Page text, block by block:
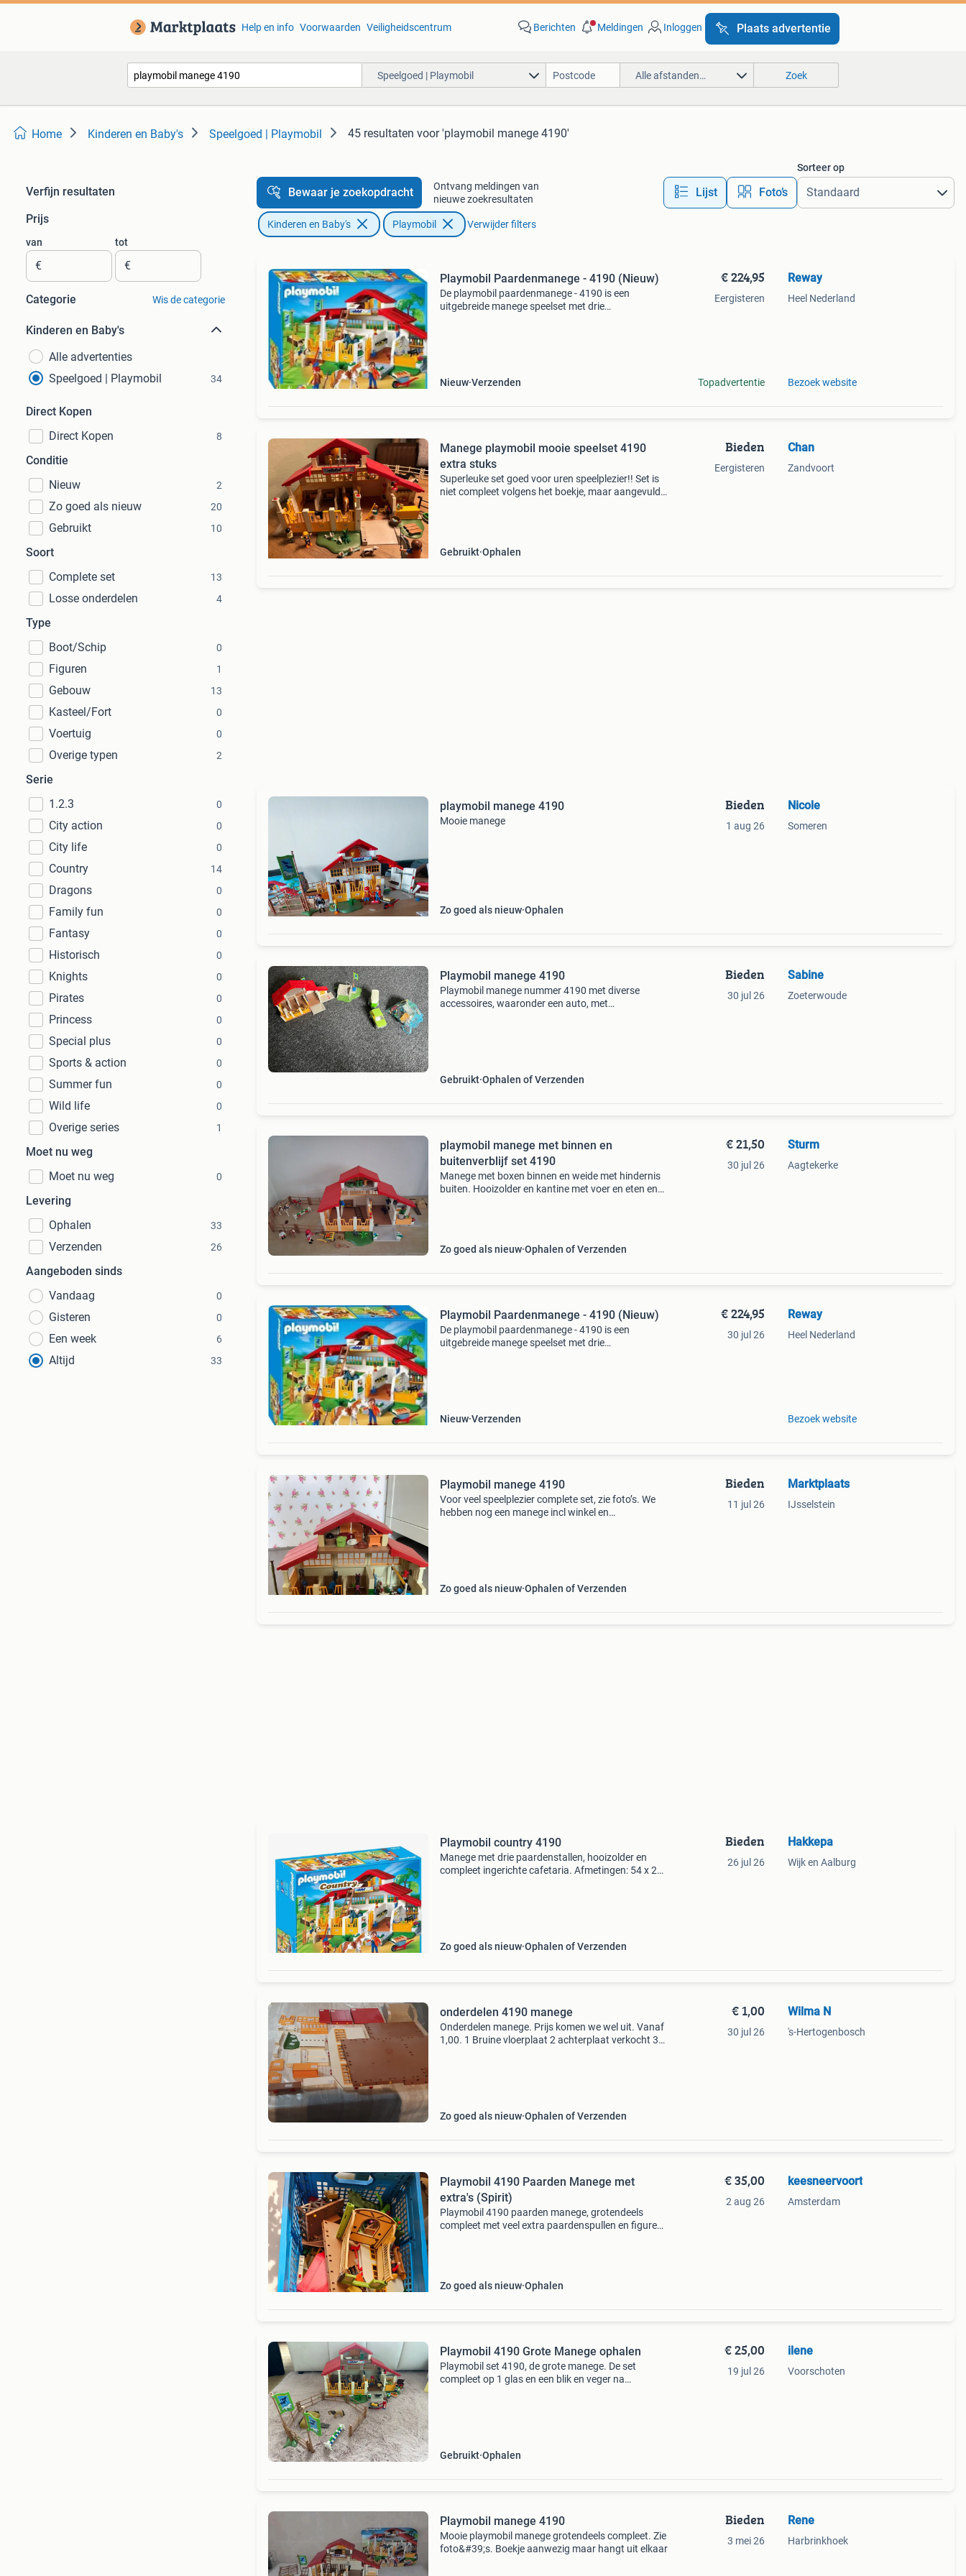
Help en info Voorwaarden Veiligheidscentrum Berichten Meldingen Inloggen Plaats advertentie
Speelgoed | Playmobil Alle afstanden… Zoek
Home Kinderen en Baby's Speelgoed | Playmobil 45 resultaten voor 'playmobil manege 4190'
Verfijn resultaten
Prijs
van
€
tot
€
Categorie Wis de categorie
Kinderen en Baby's
Alle advertenties
Speelgoed | Playmobil
34
Direct Kopen
Direct Kopen
8
Conditie
Nieuw
2
Zo goed als nieuw 20
Gebruikt 10
Soort
Complete set
13
Losse onderdelen 4
Type
Boot/Schip
0
Figuren 1
Gebouw 13
Kasteel/Fort 0
Voertuig 0
Overige typen 2
Serie
1.2.3
0
City action 0
City life 0
Country 14
Dragons 0
Family fun 0
Fantasy 0
Historisch 0
Knights 0
Pirates 0
Princess 0
Special plus 0
Sports & action 0
Summer fun 0
Wild life 0
Overige series 1
Moet nu weg
Moet nu weg
0
Levering
Ophalen
33
Verzenden 26
Aangeboden sinds
Vandaag
0
Gisteren 0
Een week 6
Altijd 33
Bewaar je zoekopdracht
Ontvang meldingen van
nieuwe zoekresultaten
Lijst Foto’s
Sorteer op
Kinderen en Baby's Playmobil Verwijder filters
Playmobil Paardenmanege - 4190 (Nieuw)
De playmobil paardenmanege - 4190 is een
uitgebreide manege speelset met drie
Nieuw Verzenden
€ 224,95
Eergisteren
Topadvertentie
Reway
Heel Nederland
Bezoek website
Manege playmobil mooie speelset 4190
extra stuks
Superleuke set goed voor uren speelplezier!! Set is
niet compleet volgens het boekje, maar aangevuld
Gebruikt Ophalen
Bieden
Eergisteren
Chan
Zandvoort
playmobil manege 4190
Mooie manege
Zo goed als nieuw Ophalen
Bieden
1 aug 26
Nicole
Someren
Playmobil manege 4190
Playmobil manege nummer 4190 met diverse
accessoires, waaronder een auto, met
Gebruikt Ophalen of Verzenden
Bieden
30 jul 26
Sabine
Zoeterwoude
playmobil manege met binnen en
buitenverblijf set 4190
Manege met boxen binnen en weide met hindernis
buiten. Hooizolder en kantine met voer en eten en
Zo goed als nieuw Ophalen of Verzenden
€ 21,50
30 jul 26
Sturm
Aagtekerke
Playmobil Paardenmanege - 4190 (Nieuw)
De playmobil paardenmanege - 4190 is een
uitgebreide manege speelset met drie
Nieuw Verzenden
€ 224,95
30 jul 26
Reway
Heel Nederland
Bezoek website
Playmobil manege 4190
Voor veel speelplezier complete set, zie foto’s. We
hebben nog een manege incl winkel en
Zo goed als nieuw Ophalen of Verzenden
Bieden
11 jul 26
Marktplaats
IJsselstein
Playmobil country 4190
Manege met drie paardenstallen, hooizolder en
compleet ingerichte cafetaria. Afmetingen: 54 x 29
Zo goed als nieuw Ophalen of Verzenden
Bieden
26 jul 26
Hakkepa
Wijk en Aalburg
onderdelen 4190 manege
Onderdelen manege. Prijs komen we wel uit. Vanaf
1,00. 1 Bruine vloerplaat 2 achterplaat verkocht 3
Zo goed als nieuw Ophalen of Verzenden
€ 1,00
30 jul 26
Wilma N
's-Hertogenbosch
Playmobil 4190 Paarden Manege met
extra's (Spirit)
Playmobil 4190 paarden manege, grotendeels
compleet met veel extra paardenspullen en figuren,
Zo goed als nieuw Ophalen
€ 35,00
2 aug 26
keesneervoort
Amsterdam
Playmobil 4190 Grote Manege ophalen
Playmobil set 4190, de grote manege. De set
compleet op 1 glas en een blik en veger na
Gebruikt Ophalen
€ 25,00
19 jul 26
ilene
Voorschoten
Playmobil manege 4190
Mooie playmobil manege grotendeels compleet. Zie
foto&#39;s. Boekje aanwezig maar hangt uit elkaar
Bieden
3 mei 26
Rene
Harbrinkhoek